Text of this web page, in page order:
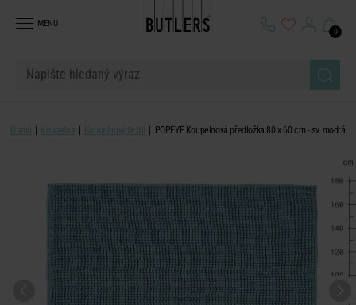
MENU
0
Domů Koupelna Koupelnový textil POPEYE Koupelnová předložka 80 x 60 cm - sv. modrá